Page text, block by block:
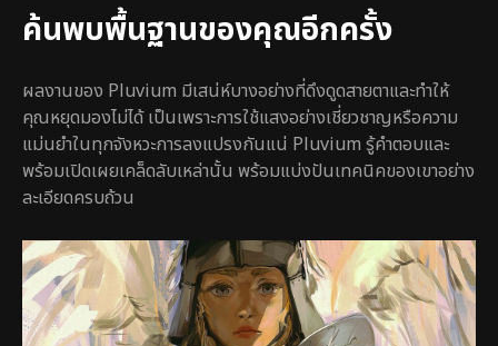
ค้นพบพื้นฐานของคุณอีกครั้ง
ผลงานของ Pluvium มีเสน่ห์บางอย่างที่ดึงดูดสายตาและทำให้
คุณหยุดมองไม่ได้ เป็นเพราะการใช้แสงอย่างเชี่ยวชาญหรือความ
แม่นยำในทุกจังหวะการลงแปรงกันแน่ Pluvium รู้คำตอบและ
พร้อมเปิดเผยเคล็ดลับเหล่านั้น พร้อมแบ่งปันเทคนิคของเขาอย่าง
ละเอียดครบถ้วน